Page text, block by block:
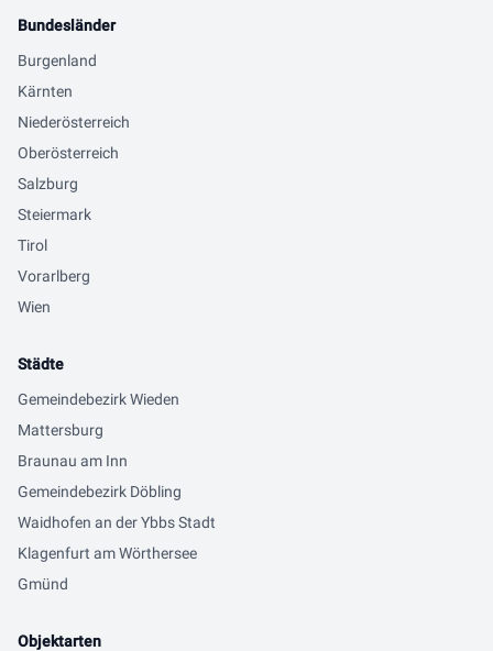
Bundesländer
Burgenland
Kärnten
Niederösterreich
Oberösterreich
Salzburg
Steiermark
Tirol
Vorarlberg
Wien
Städte
Gemeindebezirk Wieden
Mattersburg
Braunau am Inn
Gemeindebezirk Döbling
Waidhofen an der Ybbs Stadt
Klagenfurt am Wörthersee
Gmünd
Objektarten